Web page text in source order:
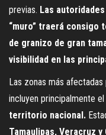
previas. Las
“muro” traerá consigo
de granizo de gran
visibilidad en las
Las zonas más
incluyen principalmente el
territorio nacional.
Tamaulipas, Veracruz